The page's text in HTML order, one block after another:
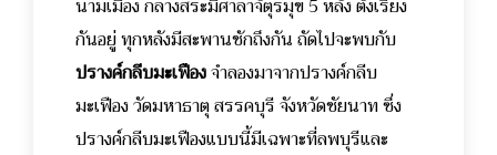
นามเมือง กลางสระมีศาลาจัตุรมุข 5 หลัง ตั้งเรียง
กันอยู่ ทุกหลังมีสะพานชักถึงกัน ถัดไปจะพบกับ
ปรางค์กลีบมะเฟืองจำลองมาจากปรางค์กลีบ
มะเฟือง วัดมหาธาตุ สรรคบุรี จังหวัดชัยนาท ซึ่ง
ปรางค์กลีบมะเฟืองแบบนี้มีเฉพาะที่ลพบุรีและ